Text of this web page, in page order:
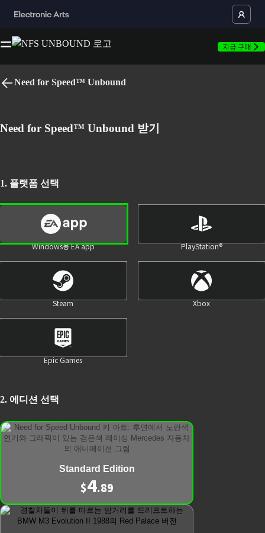
지금 구매
Need for Speed™ Unbound
Need for Speed™ Unbound 받기
1. 플랫폼 선택
Windows용 EA app PlayStation®
Steam Xbox
Epic Games
2. 에디션 선택
Standard Edition
$4.89
맨 위로 돌아가기
In-Game Purchases
Users Interact
구매
Windows용 EA app
Mac용 EA app
Racing 게임
*NEED FOR SPEED™ UNBOUND(별도 구매), 모든 게임
**Vol. 8 다이내믹 캐치업 팩과 Vol. 9 프리미엄 스피드 패
해제해야 합니다.
†조건, 제한 및 예외 사항이 적용됩니다. 자세한 사항은
EA PLAY약관을 참조하십시오.
도움말
법적고지 및 개인정보 보호
기업의 사회적 책임